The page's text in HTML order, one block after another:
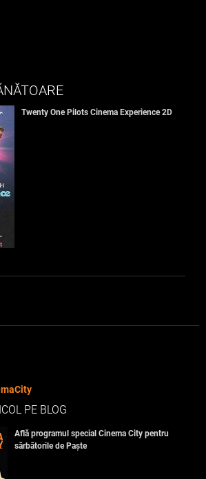
Twenty One Pilots Cinema Experience 2D
PE BLOG
Află programul special Cinema City pentru
sărbătorile de Paște